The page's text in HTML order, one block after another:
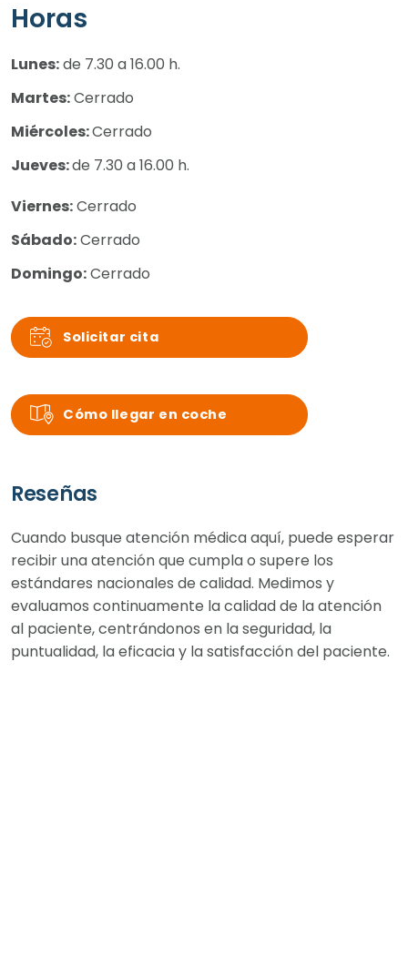
Horas
Lunes:de 7.30 a 16.00 h.
Martes:Cerrado
Miércoles:Cerrado
Jueves:de 7.30 a 16.00 h.
Viernes:Cerrado
Sábado:Cerrado
Domingo:Cerrado
Solicitar cita
Cómo llegar en coche
Reseñas
Cuando busque atención médica aquí, puede esperar
recibir una atención que cumpla o supere los
estándares nacionales de calidad. Medimos y
evaluamos continuamente la calidad de la atención
al paciente, centrándonos en la seguridad, la
puntualidad, la eficacia y la satisfacción del paciente.